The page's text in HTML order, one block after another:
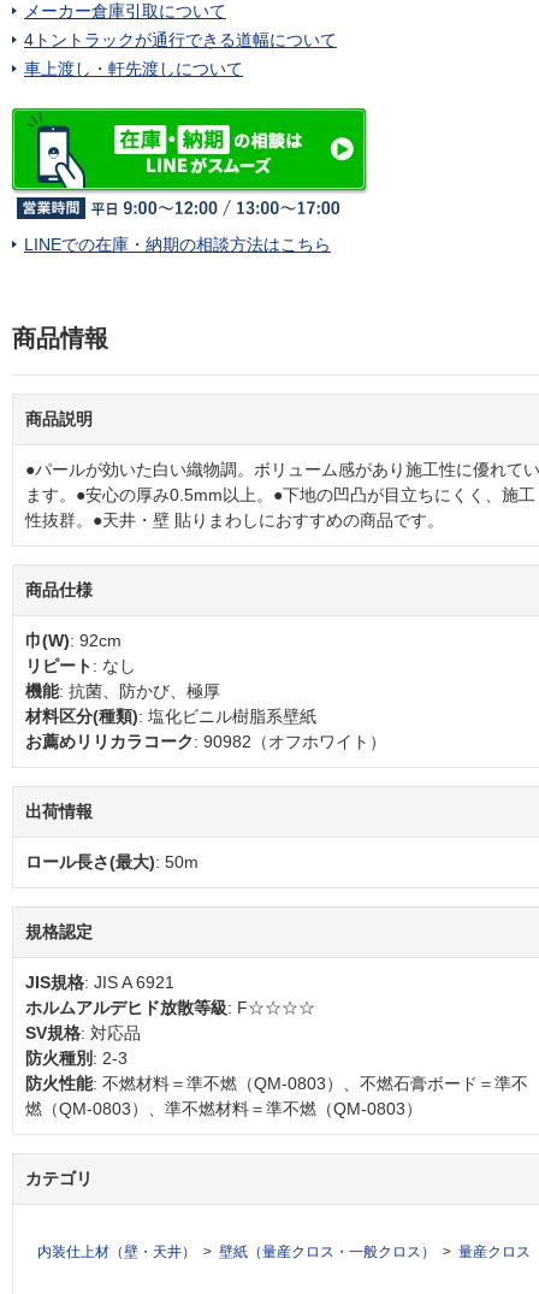
メーカー倉庫引取について
4トントラックが通行できる道幅について
車上渡し・軒先渡しについて
LINEでの在庫・納期の相談方法はこちら
商品情報
商品説明
●パールが効いた白い織物調。ボリューム感があり施工性に優れてい
ます。●安心の厚み0.5mm以上。●下地の凹凸が目立ちにくく、施工
性抜群。●天井・壁 貼りまわしにおすすめの商品です。
商品仕様
巾(W): 92cm
リピート: なし
機能: 抗菌、防かび、極厚
材料区分(種類): 塩化ビニル樹脂系壁紙
お薦めリリカラコーク: 90982（オフホワイト）
出荷情報
ロール長さ(最大): 50m
規格認定
JIS規格: JIS A 6921
ホルムアルデヒド放散等級: F☆☆☆☆
SV規格: 対応品
防火種別 : 2-3
防火性能: 不燃材料＝準不燃（QM-0803）、不燃石膏ボード＝準不
燃（QM-0803）、準不燃材料＝準不燃（QM-0803）
カテゴリ
内装仕上材（壁・天井） 壁紙（量産クロス・一般クロス） 量産クロス